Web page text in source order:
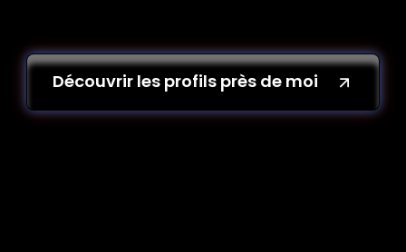
Découvrir les profils près de moi